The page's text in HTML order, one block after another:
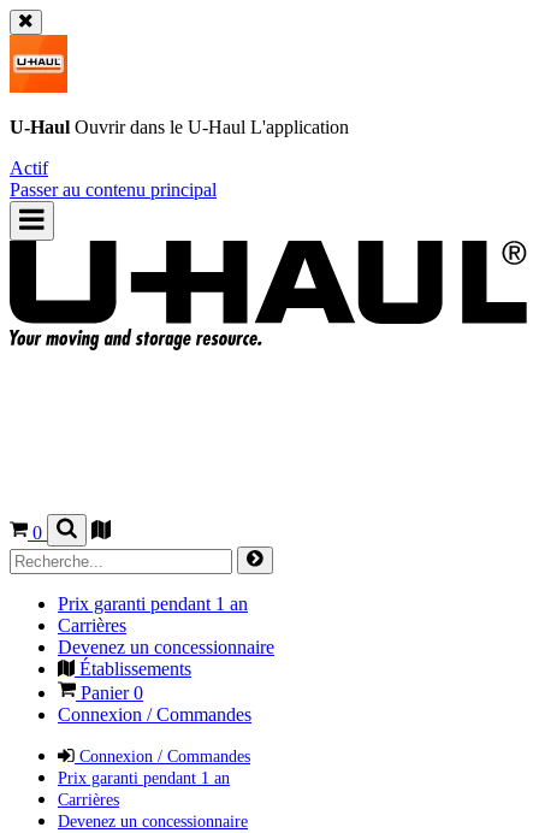
U-Haul Ouvrir dans le U-Haul L'application
Actif
Passer au contenu principal
0
Prix garanti pendant 1 an
Carrières
Devenez un concessionnaire
Établissements
Panier0
Connexion / Commandes
Connexion / Commandes
Prix garanti pendant 1 an
Carrières
Devenez un concessionnaire